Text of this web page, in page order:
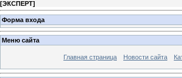
[ЭКСПЕРТ]
Форма входа
Меню сайта
Главная страница Новости сайта